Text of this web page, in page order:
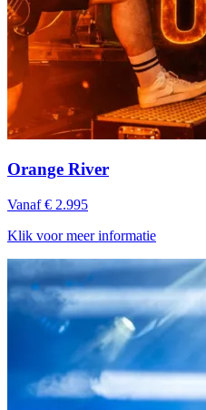
Orange River
Vanaf € 2.995
Klik voor meer informatie